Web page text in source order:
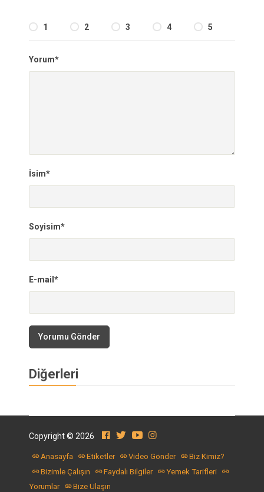
1 2 3 4 5
Yorum*
İsim*
Soyisim*
E-mail*
Yorumu Gönder
Diğerleri
Copyright © 2026
Anasayfa Etiketler Video Gönder
Biz Kimiz?
Bizimle Çalışın
Faydalı Bilgiler
Yemek Tarifleri
Yorumlar
Bize Ulaşın